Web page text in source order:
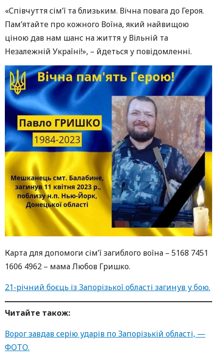
«Співчуття сім’ї та близьким. Вічна повага до Героя.
Пам’ятайте про кожного Воїна, який найвищою
ціною дав нам шанс на життя у Вільній та
Незалежній Україні!», – йдеться у повідомленні.
Карта для допомоги сім’ї загиблого воїна – 5168 7451
1606 4962 – мама Любов Гришко.
21-річний боєць із Запорізької області загинув у бою.
Читайте також:
Ворог завдав серію ударів по Запорізькій області, —
ФОТО.